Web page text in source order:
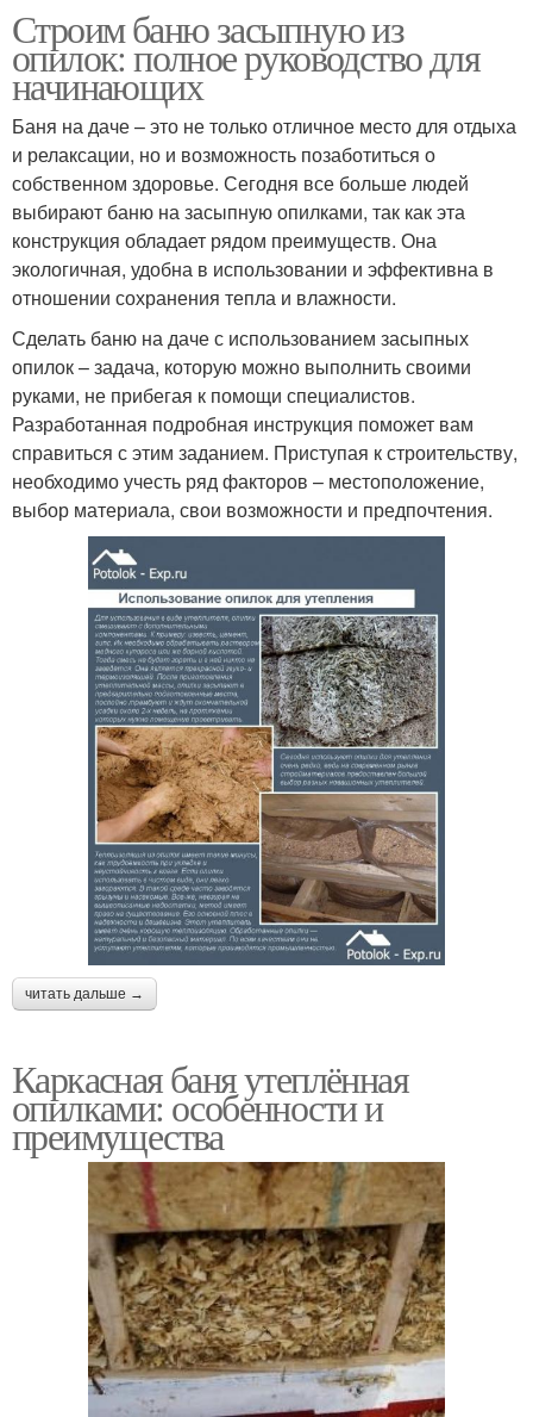
Строим баню засыпную из
опилок: полное руководство для
начинающих
Баня на даче – это не только отличное место для отдыха
и релаксации, но и возможность позаботиться о
собственном здоровье. Сегодня все больше людей
выбирают баню на засыпную опилками, так как эта
конструкция обладает рядом преимуществ. Она
экологичная, удобна в использовании и эффективна в
отношении сохранения тепла и влажности.
Сделать баню на даче с использованием засыпных
опилок – задача, которую можно выполнить своими
руками, не прибегая к помощи специалистов.
Разработанная подробная инструкция поможет вам
справиться с этим заданием. Приступая к строительству,
необходимо учесть ряд факторов – местоположение,
выбор материала, свои возможности и предпочтения.
читать дальше →
Каркасная баня утеплённая
опилками: особенности и
преимущества